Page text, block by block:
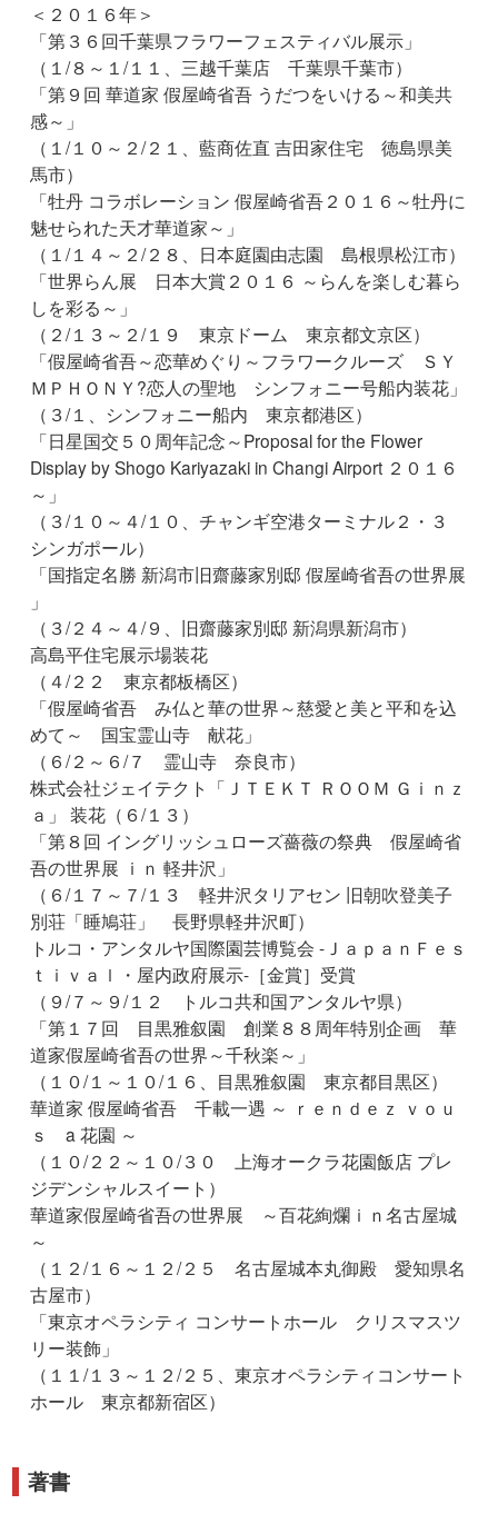
＜２０１６年＞
「第３６回千葉県フラワーフェスティバル展示」
（１/８～１/１１、三越千葉店 千葉県千葉市）
「第９回 華道家 假屋崎省吾 うだつをいける～和美共
感～」
（１/１０～２/２１、藍商佐直 吉田家住宅 徳島県美
馬市）
「牡丹 コラボレーション 假屋崎省吾２０１６～牡丹に
魅せられた天才華道家～」
（１/１４～２/２８、日本庭園由志園 島根県松江市）
「世界らん展 日本大賞２０１６ ～らんを楽しむ暮ら
しを彩る～」
（２/１３～２/１９ 東京ドーム 東京都文京区）
「假屋崎省吾～恋華めぐり～フラワークルーズ ＳＹ
ＭＰＨＯＮＹ?恋人の聖地 シンフォニー号船内装花」
（３/１、シンフォニー船内 東京都港区）
「日星国交５０周年記念～Proposal for the Flower
Display by Shogo Kariyazaki in Changi Airport ２０１６
～」
（３/１０～４/１０、チャンギ空港ターミナル２・３
シンガポール）
「国指定名勝 新潟市旧齋藤家別邸 假屋崎省吾の世界展
」
（３/２４～４/９、旧齋藤家別邸 新潟県新潟市）
高島平住宅展示場装花
（４/２２ 東京都板橋区）
「假屋崎省吾 み仏と華の世界～慈愛と美と平和を込
めて～ 国宝霊山寺 献花」
（６/２～６/７ 霊山寺 奈良市）
株式会社ジェイテクト「ＪＴＥＫＴ ＲＯＯＭ Ｇｉｎｚ
ａ」 装花（６/１３）
「第８回 イングリッシュローズ薔薇の祭典 假屋崎省
吾の世界展 ｉｎ 軽井沢」
（６/１７～７/１３ 軽井沢タリアセン 旧朝吹登美子
別荘「睡鳩荘」 長野県軽井沢町）
トルコ・アンタルヤ国際園芸博覧会 -ＪａｐａｎＦｅｓ
ｔｉｖａｌ・屋内政府展示-［金賞］受賞
（９/７～９/１２ トルコ共和国アンタルヤ県）
「第１７回 目黒雅叙園 創業８８周年特別企画 華
道家假屋崎省吾の世界～千秋楽～」
（１０/１～１０/１６、目黒雅叙園 東京都目黒区）
華道家 假屋崎省吾 千載一遇 ～ ｒｅｎｄｅｚ ｖｏｕ
ｓ a 花園 ～
（１０/２２～１０/３０ 上海オークラ花園飯店 プレ
ジデンシャルスイート）
華道家假屋崎省吾の世界展 ～百花絢爛ｉｎ名古屋城
～
（１２/１６～１２/２５ 名古屋城本丸御殿 愛知県名
古屋市）
「東京オペラシティ コンサートホール クリスマスツ
リー装飾」
（１１/１３～１２/２５、東京オペラシティコンサート
ホール 東京都新宿区）
著書